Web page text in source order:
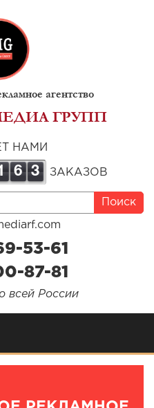
агентство
ГРУПП
НАМИ
6 3 ЗАКАЗОВ
Поиск
53-61
87-81
всей России